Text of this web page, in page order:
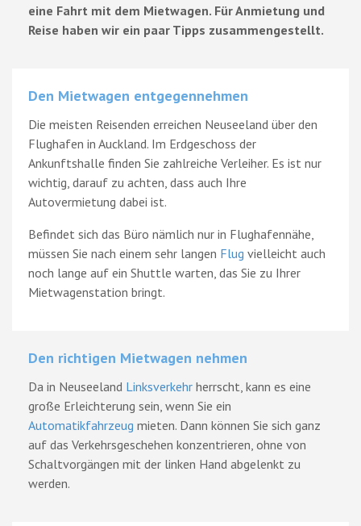
eine Fahrt mit dem Mietwagen. Für Anmietung und
Reise haben wir ein paar Tipps zusammengestellt.
Den Mietwagen entgegennehmen
Die meisten Reisenden erreichen Neuseeland über den
Flughafen in Auckland. Im Erdgeschoss der
Ankunftshalle finden Sie zahlreiche Verleiher. Es ist nur
wichtig, darauf zu achten, dass auch Ihre
Autovermietung dabei ist.
Befindet sich das Büro nämlich nur in Flughafennähe,
müssen Sie nach einem sehr langen Flug vielleicht auch
noch lange auf ein Shuttle warten, das Sie zu Ihrer
Mietwagenstation bringt.
Den richtigen Mietwagen nehmen
Da in Neuseeland Linksverkehr herrscht, kann es eine
große Erleichterung sein, wenn Sie ein
Automatikfahrzeug mieten. Dann können Sie sich ganz
auf das Verkehrsgeschehen konzentrieren, ohne von
Schaltvorgängen mit der linken Hand abgelenkt zu
werden.